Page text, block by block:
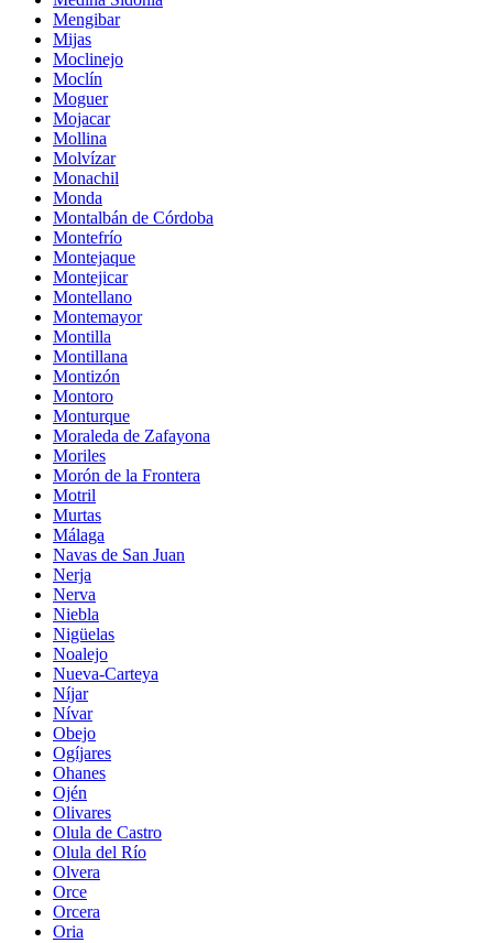
Mengibar
Mijas
Moclinejo
Moclín
Moguer
Mojacar
Mollina
Molvízar
Monachil
Monda
Montalbán de Córdoba
Montefrío
Montejaque
Montejicar
Montellano
Montemayor
Montilla
Montillana
Montizón
Montoro
Monturque
Moraleda de Zafayona
Moriles
Morón de la Frontera
Motril
Murtas
Málaga
Navas de San Juan
Nerja
Nerva
Niebla
Nigüelas
Noalejo
Nueva-Carteya
Níjar
Nívar
Obejo
Ogíjares
Ohanes
Ojén
Olivares
Olula de Castro
Olula del Río
Olvera
Orce
Orcera
Oria